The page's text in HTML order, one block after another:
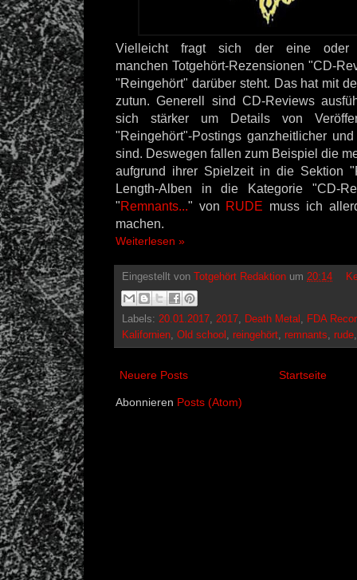
Vielleicht fragt sich der eine oder
manchen Totgehört-Rezensionen "CD-
"Reingehört" darüber steht. Das hat mit
zutun. Generell sind CD-Reviews
sich stärker um Details von
"Reingehört"-Postings ganzheitlicher
sind. Deswegen fallen zum Beispiel die
aufgrund ihrer Spielzeit in die Sektion
Length-Alben in die Kategorie "CD-
"Remnants..." von RUDE muss ich
machen.
Weiterlesen »
Eingestellt von Totgehört Redaktion um 20:14
Labels: 20.01.2017 2017 Death Metal
FDA
Kalifornien Old school reingehört remnants rude
Neuere Posts Startseite
Abonnieren Posts (Atom)